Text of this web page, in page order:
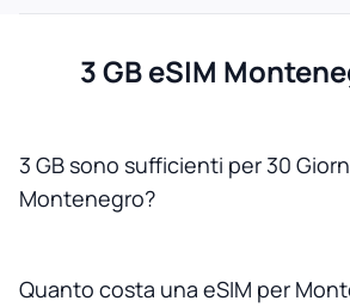
3 GB eSIM
3 GB sono sufficienti per 30
Montenegro?
Quanto costa una eSIM per